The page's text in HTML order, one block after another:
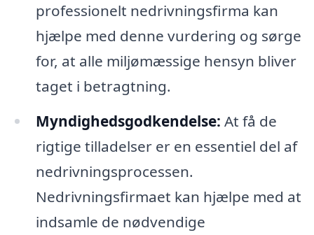
professionelt nedrivningsfirma kan
hjælpe med denne vurdering og sørge
for, at alle miljømæssige hensyn bliver
taget i betragtning.
Myndighedsgodkendelse: At få de
rigtige tilladelser er en essentiel del af
nedrivningsprocessen.
Nedrivningsfirmaet kan hjælpe med at
indsamle de nødvendige